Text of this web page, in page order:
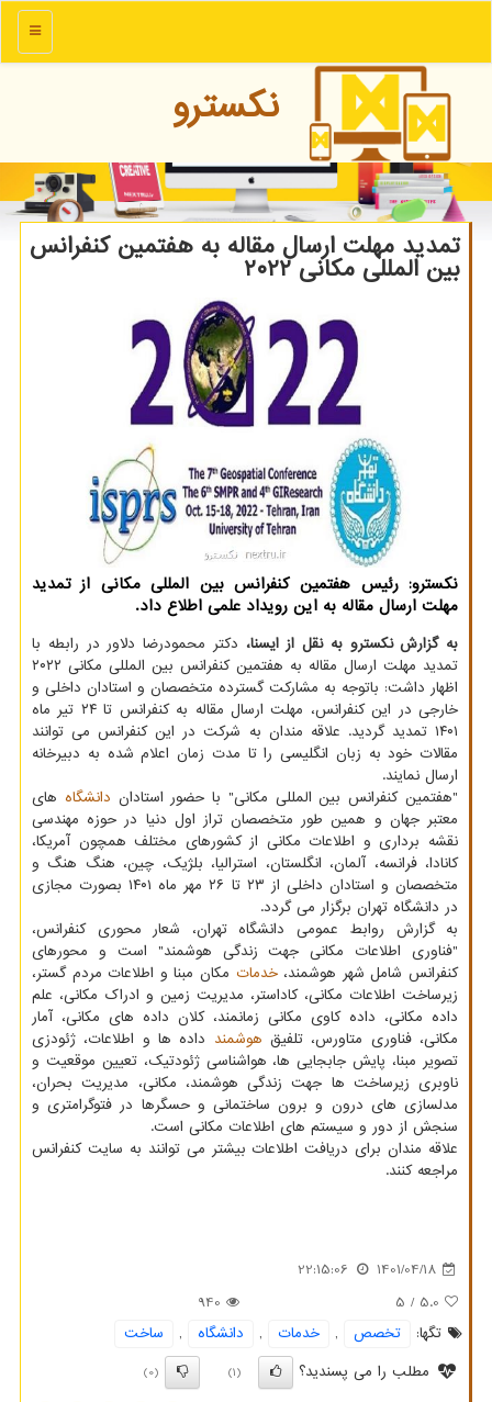
منو
نكسترو
تمدید مهلت ارسال مقاله به هفتمین کنفرانس
بین المللی مکانی ۲۰۲۲
نکسترو: رئیس هفتمین کنفرانس بین المللی مکانی از تمدید
مهلت ارسال مقاله به این رویداد علمی اطلاع داد.
به گزارش نکسترو به نقل از ایسنا، دکتر محمودرضا دلاور در رابطه با
تمدید مهلت ارسال مقاله به هفتمین کنفرانس بین المللی مکانی ۲۰۲۲
اظهار داشت: باتوجه به مشارکت گسترده متخصصان و استادان داخلی و
خارجی در این کنفرانس، مهلت ارسال مقاله به کنفرانس تا ۲۴ تیر ماه
۱۴۰۱ تمدید گردید. علاقه مندان به شرکت در این کنفرانس می توانند
مقالات خود به زبان انگلیسی را تا مدت زمان اعلام شده به دبیرخانه
ارسال نمایند.
"هفتمین کنفرانس بین المللی مکانی" با حضور استادان دانشگاه های
معتبر جهان و همین طور متخصصان تراز اول دنیا در حوزه مهندسی
نقشه برداری و اطلاعات مکانی از کشورهای مختلف همچون آمریکا،
کانادا، فرانسه، آلمان، انگلستان، استرالیا، بلژیک، چین، هنگ هنگ و
متخصصان و استادان داخلی از ۲۳ تا ۲۶ مهر ماه ۱۴۰۱ بصورت مجازی
در دانشگاه تهران برگزار می گردد.
به گزارش روابط عمومی دانشگاه تهران، شعار محوری کنفرانس،
"فناوری اطلاعات مکانی جهت زندگی هوشمند" است و محورهای
کنفرانس شامل شهر هوشمند،خدمات مکان مبنا و اطلاعات مردم گستر،
زیرساخت اطلاعات مکانی، کاداستر، مدیریت زمین و ادراک مکانی، علم
داده مکانی، داده کاوی مکانی زمانمند، کلان داده های مکانی، آمار
مکانی، فناوری متاورس، تلفیق هوشمند داده ها و اطلاعات، ژئودزی
تصویر مبنا، پایش جابجایی ها، هواشناسی ژئودتیک، تعیین موقعیت و
ناوبری زیرساخت ها جهت زندگی هوشمند، مکانی، مدیریت بحران،
مدلسازی های درون و برون ساختمانی و حسگرها در فتوگرامتری و
سنجش از دور و سیستم های اطلاعات مکانی است.
علاقه مندان برای دریافت اطلاعات بیشتر می توانند به سایت کنفرانس
مراجعه کنند.
1401/04/18
22:15:06
5.0
/ 5
940
تگها:
تخصص , خدمات , دانشگاه ,
ساخت
مطلب را می پسندید؟
(1)
(0)